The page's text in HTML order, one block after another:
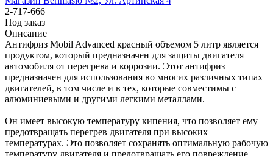
2-717-666
Под заказ
Описание
Антифриз Mobil Advanced красный объемом 5 литр является
продуктом, который предназначен для защиты двигателя
автомобиля от перегрева и коррозии. Этот антифриз
предназначен для использования во многих различных типах
двигателей, в том числе и в тех, которые совместимы с
алюминиевыми и другими легкими металлами.
Он имеет высокую температуру кипения, что позволяет ему
предотвращать перегрев двигателя при высоких
температурах. Это позволяет сохранять оптимальную рабочую
температуру двигателя и предотвращать его повреждение.